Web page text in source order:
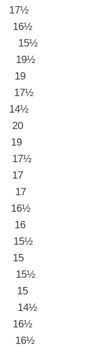
17½
15½
19½
19
17½
14½
20
19
17
17
16½
16
15½
15
15½
15
14½
16½
16½